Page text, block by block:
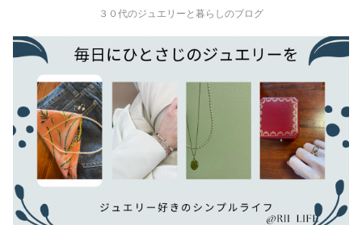
３０代のジュエリーと暮らしのブログ